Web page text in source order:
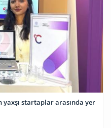
startaplar arasında yer